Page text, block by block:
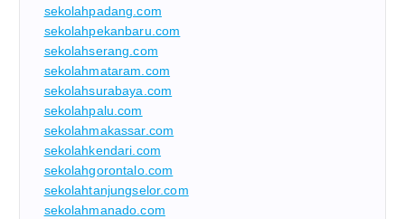
sekolahpadang.com
sekolahpekanbaru.com
sekolahserang.com
sekolahmataram.com
sekolahsurabaya.com
sekolahpalu.com
sekolahmakassar.com
sekolahkendari.com
sekolahgorontalo.com
sekolahtanjungselor.com
sekolahmanado.com